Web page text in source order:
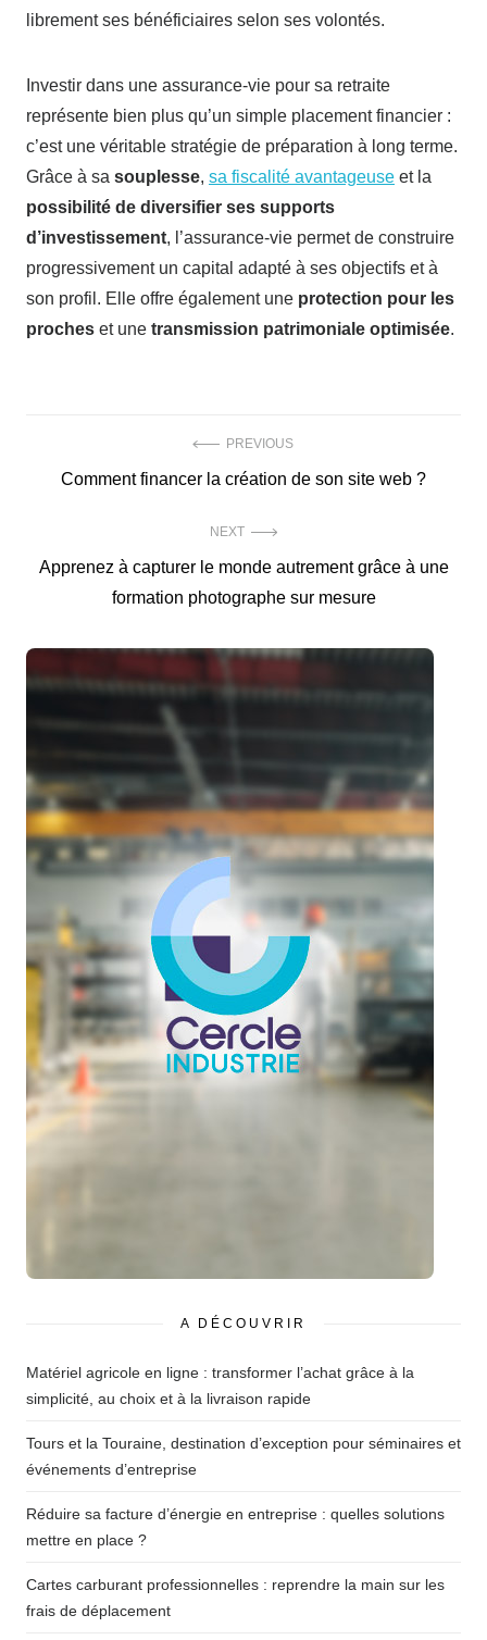
librement ses bénéficiaires selon ses volontés.
Investir dans une assurance-vie pour sa retraite
représente bien plus qu’un simple placement financier :
c’est une véritable stratégie de préparation à long terme.
Grâce à sa souplesse, sa fiscalité avantageuse et la
possibilité de diversifier ses supports
d’investissement, l’assurance-vie permet de construire
progressivement un capital adapté à ses objectifs et à
son profil. Elle offre également une protection pour les
proches et une transmission patrimoniale optimisée.
PREVIOUS
Previous
Comment financer la création de son site web ?
NEXT
Next
Apprenez à capturer le monde autrement grâce à une
formation photographe sur mesure
A DÉCOUVRIR
Matériel agricole en ligne : transformer l’achat grâce à la
simplicité, au choix et à la livraison rapide
Tours et la Touraine, destination d’exception pour séminaires et
événements d’entreprise
Réduire sa facture d’énergie en entreprise : quelles solutions
mettre en place ?
Cartes carburant professionnelles : reprendre la main sur les
frais de déplacement